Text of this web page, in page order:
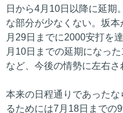
日から4月10日以降に延期
な部分が少なくない。坂
月29日までに2000安打を
月10日までの延期になっ
など、今後の情勢に左右さ
本来の日程通りであった
るためには7月18日までの